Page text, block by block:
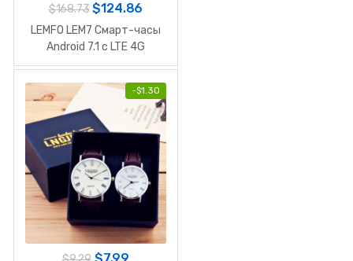
$168.73 $124.86
LEMFO LEM7 Смарт-часы
Android 7.1 с LTE 4G
-$1.30